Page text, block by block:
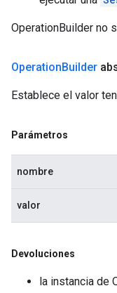
OperationBuilder no
OperationBuilder
Establece el valor
Parámetros
nombre
valor
Devoluciones
la instancia de